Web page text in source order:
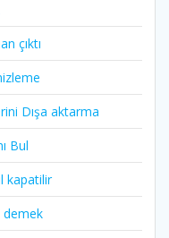
çıktı
Dışa aktarma
Bul
kapatilir
demek